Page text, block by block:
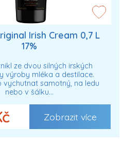
Irish Cream 0,7 L
17%
ze dvou silných irských
výroby mléka a destilace.
vychutnat samotný, na ledu
nebo v šálku…
Zobrazit více